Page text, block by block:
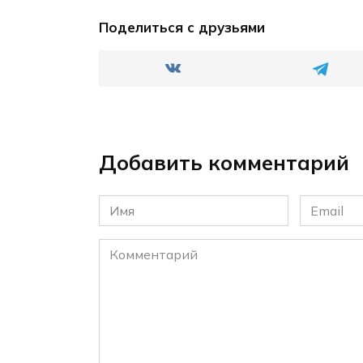
Поделиться с друзьями
Добавить комментарий
Имя
*
Email
*
Комментарий